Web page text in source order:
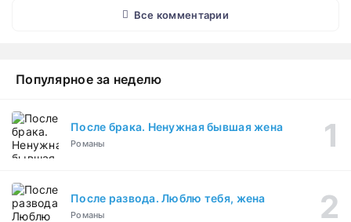
Все комментарии
Популярное за неделю
После брака. Ненужная бывшая жена
Романы
После развода. Люблю тебя, жена
Романы